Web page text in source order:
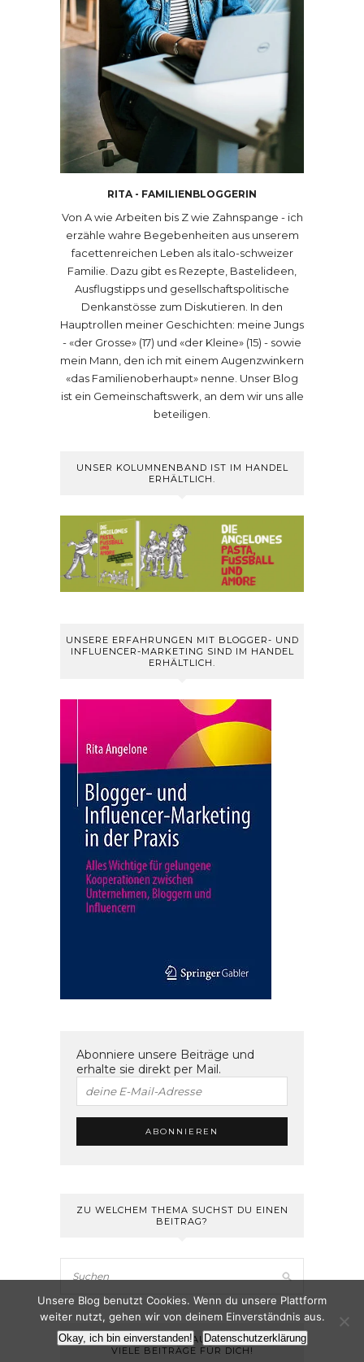
RITA - FAMILIENBLOGGERIN
Von A wie Arbeiten bis Z wie Zahnspange - ich
erzähle wahre Begebenheiten aus unserem
facettenreichen Leben als italo-schweizer
Familie. Dazu gibt es Rezepte, Bastelideen,
Ausflugstipps und gesellschaftspolitische
Denkanstösse zum Diskutieren. In den
Hauptrollen meiner Geschichten: meine Jungs
- «der Grosse» (17) und «der Kleine» (15) - sowie
mein Mann, den ich mit einem Augenzwinkern
«das Familienoberhaupt» nenne. Unser Blog
ist ein Gemeinschaftswerk, an dem wir uns alle
beteiligen.
UNSER KOLUMNENBAND IST IM HANDEL
ERHÄLTLICH.
UNSERE ERFAHRUNGEN MIT BLOGGER- UND
INFLUENCER-MARKETING SIND IM HANDEL
ERHÄLTLICH.
Abonniere unsere Beiträge und
erhalte sie direkt per Mail.
ZU WELCHEM THEMA SUCHST DU EINEN
BEITRAG?
SUCH DIR EIN THEMA AUS – WIR HABEN
VIELE BEITRÄGE FÜR DICH!
Unsere Blog benutzt Cookies. Wenn du unsere Plattform
weiter nutzt, gehen wir von deinem Einverständnis aus.
Okay, ich bin einverstanden! Datenschutzerklärung